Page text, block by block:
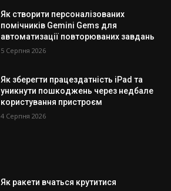
Як створити персоналізованих
помічників Gemini Gems для
автоматизації повторюваних завдань
5 Серпня 2026
Як зберегти працездатність iPad та
уникнути пошкоджень через недбале
користування пристроєм
4 Серпня 2026
Як ракети вчаться крутитися